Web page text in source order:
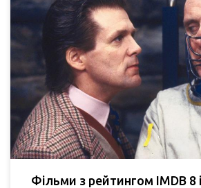
Фільми з рейтингом IMDB 8